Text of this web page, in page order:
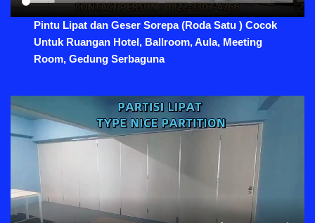
Pintu Lipat dan Geser Sorepa (Roda Satu ) Cocok
Untuk Ruangan Hotel, Ballroom, Aula, Meeting
Room, Gedung Serbaguna